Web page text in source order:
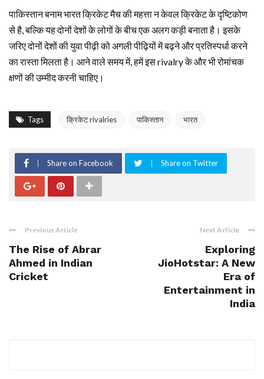
पाकिस्तान बनाम भारत क्रिकेट मैच की महत्ता न केवल क्रिकेट के दृष्टिकोण
से है, बल्कि यह दोनों देशों के लोगों के बीच एक अलग कड़ी बनाता है। इसके
जरिए दोनों देशों की युवा पीढ़ी को अगली पीढ़ियों में बढ़ने और प्रतिस्पर्धा करने
का रास्ता मिलता है। आने वाले समय में, हमें इस rivalry के और भी रोमांचक
क्षणों की उम्मीद करनी चाहिए।
Tags क्रिकेट rivalries पाकिस्तान भारत
Share on Facebook Share on Twitter
Previous Article
The Rise of Abrar
Ahmed in Indian
Cricket
Next Article
Exploring
JioHotstar: A New
Era of
Entertainment in
India